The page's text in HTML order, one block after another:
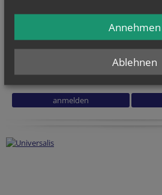
Ich stimme derDatenverarbeitungzu.
Ablehnen
Annehmen